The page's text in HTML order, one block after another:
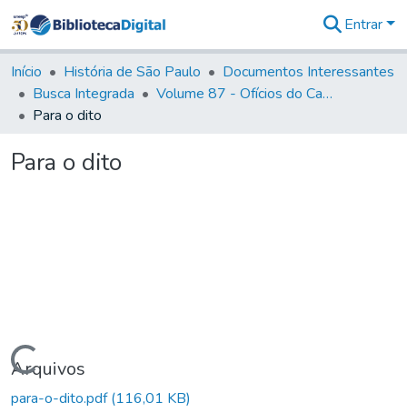
&
Coleções
Tudo na
Entrar
Início História de São Paulo
Documentos Interessantes
Busca Integrada
Volume 87 - Ofícios do Capitão General Antonio Manoel de Melo Castro e Mendonça (1797- 1801)
Para o dito
Para o dito
Carregando...
Arquivos
para-o-dito.pdf(116,01 KB)